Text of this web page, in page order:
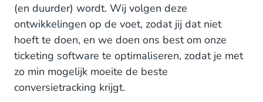
(en duurder) wordt. Wij volgen deze
ontwikkelingen op de voet, zodat jij dat niet
hoeft te doen, en we doen ons best om onze
ticketing software te optimaliseren, zodat je met
zo min mogelijk moeite de beste
conversietracking krijgt.